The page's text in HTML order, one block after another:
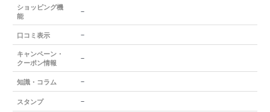
ショッピング機
能
－
口コミ表示 －
キャンペーン・
クーポン情報
－
知識・コラム －
スタンプ －